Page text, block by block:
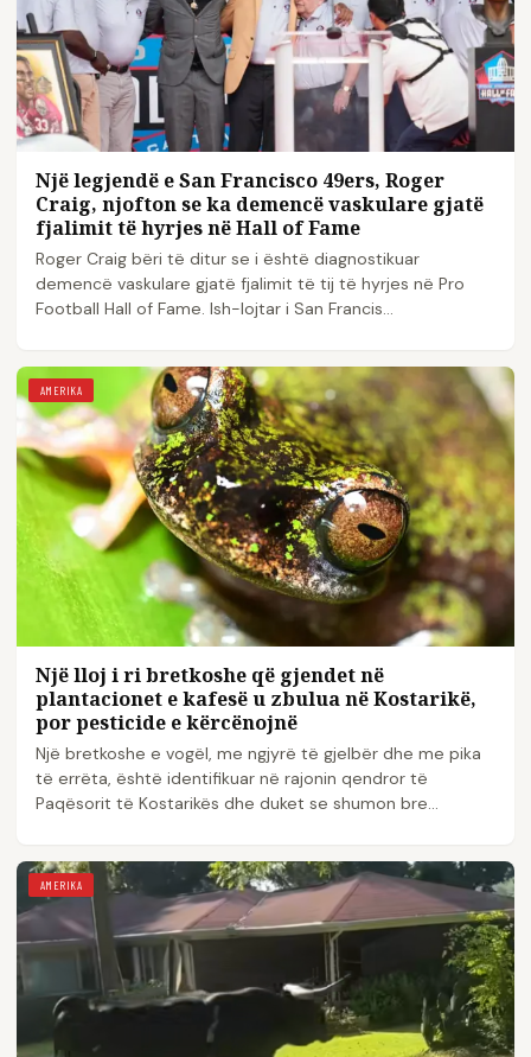
Një legjendë e San Francisco 49ers, Roger
Craig, njofton se ka demencë vaskulare gjatë
fjalimit të hyrjes në Hall of Fame
Roger Craig bëri të ditur se i është diagnostikuar
demencë vaskulare gjatë fjalimit të tij të hyrjes në Pro
Football Hall of Fame. Ish-lojtar i San Francis...
AMERIKA
Një lloj i ri bretkoshe që gjendet në
plantacionet e kafesë u zbulua në Kostarikë,
por pesticide e kërcënojnë
Një bretkoshe e vogël, me ngjyrë të gjelbër dhe me pika
të errëta, është identifikuar në rajonin qendror të
Paqësorit të Kostarikës dhe duket se shumon bre...
AMERIKA